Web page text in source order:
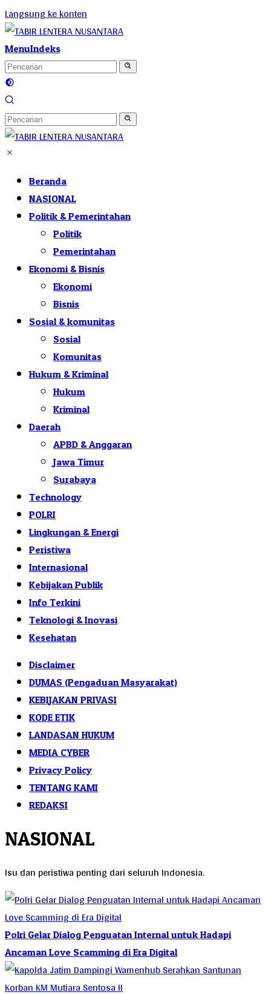
Langsung ke konten
MenuIndeks
Beranda
NASIONAL
Politik & Pemerintahan
Politik
Pemerintahan
Ekonomi & Bisnis
Ekonomi
Bisnis
Sosial & komunitas
Sosial
Komunitas
Hukum & Kriminal
Hukum
Kriminal
Daerah
APBD & Anggaran
Jawa Timur
Surabaya
Technology
POLRI
Lingkungan & Energi
Peristiwa
Internasional
Kebijakan Publik
Info Terkini
Teknologi & Inovasi
Kesehatan
Disclaimer
DUMAS (Pengaduan Masyarakat)
KEBIJAKAN PRIVASI
KODE ETIK
LANDASAN HUKUM
MEDIA CYBER
Privacy Policy
TENTANG KAMI
REDAKSI
NASIONAL
Isu dan peristiwa penting dari seluruh Indonesia.
Polri Gelar Dialog Penguatan Internal untuk Hadapi
Ancaman Love Scamming di Era Digital